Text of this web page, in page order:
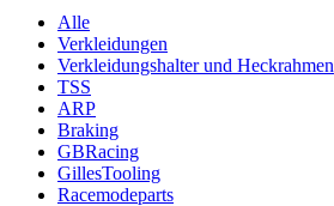
Alle
Verkleidungen
Verkleidungshalter und Heckrahmen
TSS
ARP
Braking
GBRacing
GillesTooling
Racemodeparts